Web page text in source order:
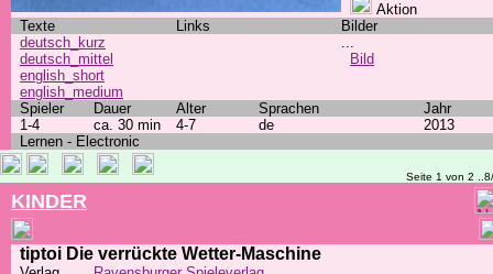
Aktion
Texte
Links
Bilder
deutsch_kurz
deutsch_mittel
english_short
english_medium
...
Bild
Spieler Dauer Alter Sprachen
Jahr
1-4
ca. 30 min 4-7 de
2013
Lernen - Electronic
Seite 1 von 2
KINDER
tiptoi Die verrückte Wetter-Maschine